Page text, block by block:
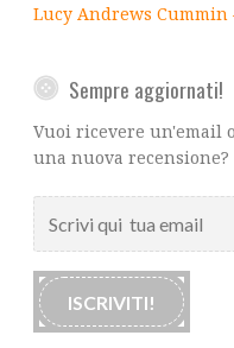
Lucy Andrews Cummin
Sempre aggiornati!
Vuoi ricevere un'email
una nuova recensione?
qui
tua
email
ISCRIVITI!